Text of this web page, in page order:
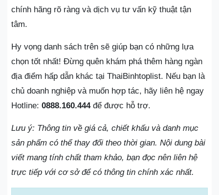
chính hãng rõ ràng và dịch vụ tư vấn kỹ thuật tận
tâm.
Hy vọng danh sách trên sẽ giúp bạn có những lựa
chọn tốt nhất! Đừng quên khám phá thêm hàng ngàn
địa điểm hấp dẫn khác tại ThaiBinhtoplist. Nếu bạn là
chủ doanh nghiệp và muốn hợp tác, hãy liên hệ ngay
Hotline: 0888.160.444để được hỗ trợ.
Lưu ý: Thông tin về giá cả, chiết khấu và danh mục
sản phẩm có thể thay đổi theo thời gian. Nội dung bài
viết mang tính chất tham khảo, bạn đọc nên liên hệ
trực tiếp với cơ sở để có thông tin chính xác nhất.